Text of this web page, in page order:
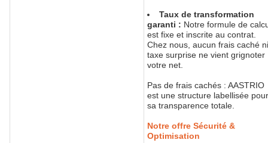
Taux de transformation
garanti : Notre formule de
est fixe et inscrite au contrat.
Chez nous, aucun frais caché
taxe surprise ne vient grignoter
votre net.
Pas de frais cachés : AASTRIO
est une structure labellisée
sa transparence totale.
Notre offre Sécurité &
Optimisation